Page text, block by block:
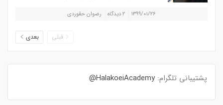
۱۳۹۹/۰۱/۲۶ ۲ دیدگاه رضوان حقوردی
قبلی بعدی
پشتیبانی تلگرام: HalakoeiAcademy@